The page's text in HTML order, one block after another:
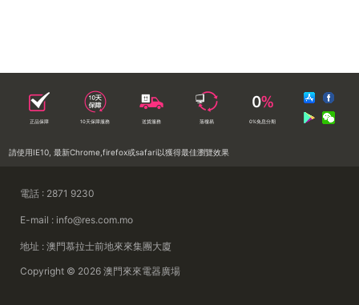
正品保障 10天保障服務 送貨服務 落樓易 0%免息分期
請使用IE10, 最新Chrome,firefox或safari以獲得最佳瀏覽效果
電話 : 2871 9230
E-mail : info@res.com.mo
地址 : 澳門慕拉士前地來來集團大廈
Copyright © 2026 澳門來來電器廣場